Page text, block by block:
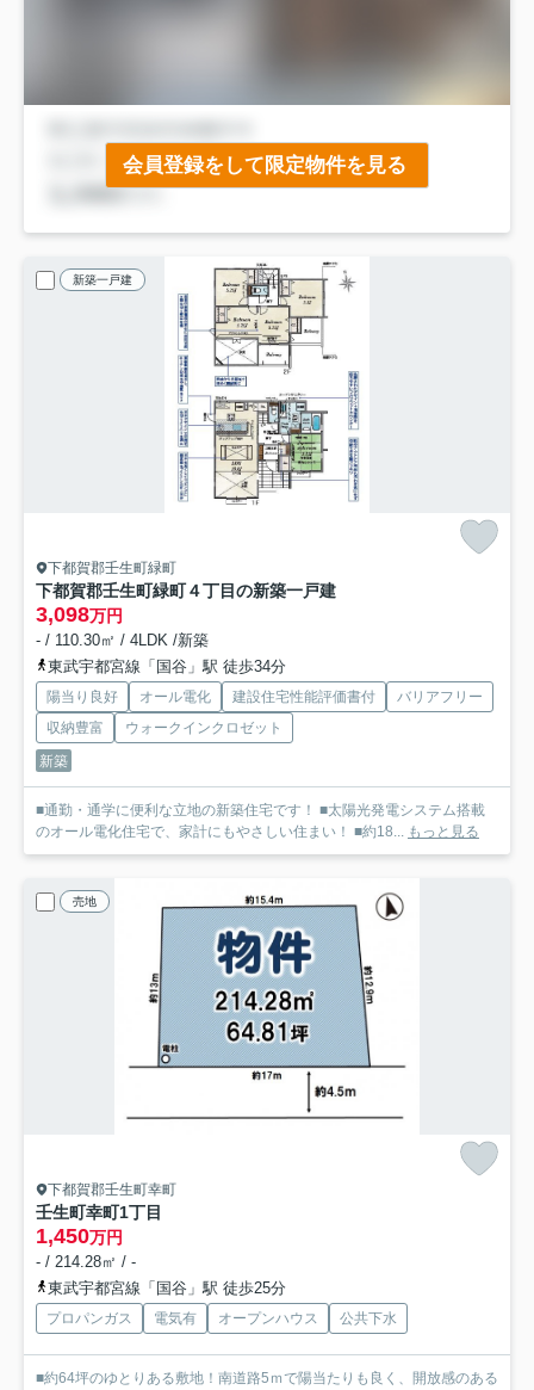
会員登録をして限定物件を見る
新築一戸建
下都賀郡壬生町緑町
下都賀郡壬生町緑町４丁目の新築一戸建
3,098万円
- / 110.30㎡ / 4LDK /新築
東武宇都宮線「国谷」駅 徒歩34分
陽当り良好 オール電化 建設住宅性能評価書付
バリアフリー
収納豊富
ウォークインクロゼット
新築
■通勤・通学に便利な立地の新築住宅です！ ■太陽光発電システム搭載
のオール電化住宅で、家計にもやさしい住まい！ ■約18... もっと見る
売地
下都賀郡壬生町幸町
壬生町幸町1丁目
1,450万円
- / 214.28㎡ / -
東武宇都宮線「国谷」駅 徒歩25分
プロパンガス 電気有 オープンハウス 公共下水
■約64坪のゆとりある敷地！南道路5ｍで陽当たりも良く、開放感のある